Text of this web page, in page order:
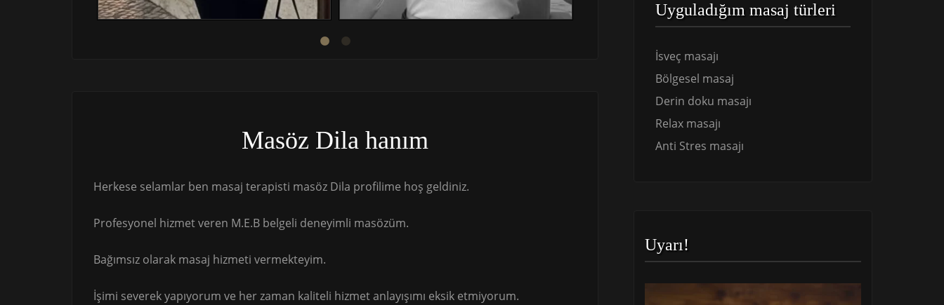
Masöz Dila hanım
Herkese selamlar ben masaj terapisti masöz Dila profilime hoş geldiniz.
Profesyonel hizmet veren M.E.B belgeli deneyimli masözüm.
Bağımsız olarak masaj hizmeti vermekteyim.
İşimi severek yapıyorum ve her zaman kaliteli hizmet anlayışımı eksik etmiyorum.
Uyguladığım masaj türleri
İsveç masajı
Bölgesel masaj
Derin doku masajı
Relax masajı
Anti Stres masajı
Uyarı!